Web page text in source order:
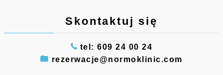
Skontaktuj się
tel: 609 24 00 24
rezerwacje@normoklinic.com